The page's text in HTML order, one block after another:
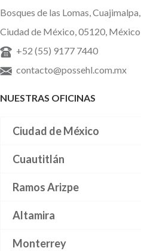
Bosques de las Lomas, Cuajimalpa,
Ciudad de México, 05120, México
+52 (55) 9177 7440
contacto@possehl.com.mx
NUESTRAS OFICINAS
Ciudad de México
Cuautitlán
Ramos Arizpe
Altamira
Monterrey